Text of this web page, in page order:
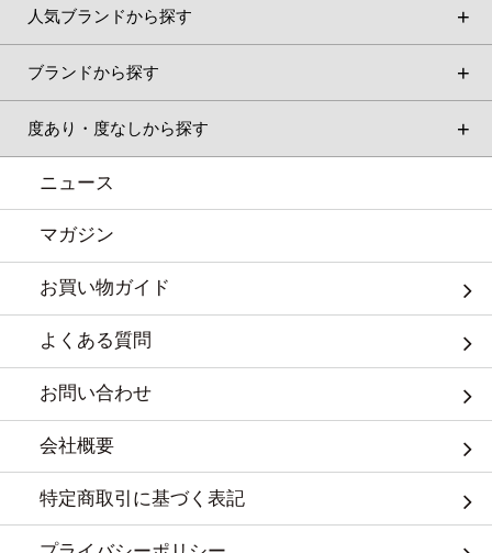
人気ブランドから探す
ブランドから探す
度あり・度なしから探す
ニュース
マガジン
お買い物ガイド
よくある質問
お問い合わせ
会社概要
特定商取引に基づく表記